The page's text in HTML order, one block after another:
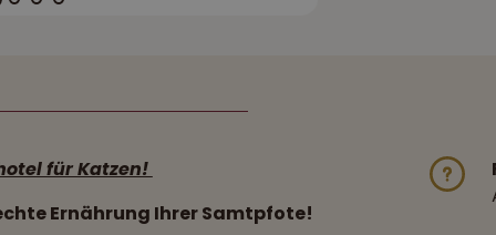
für Katzen!
Ernährung Ihrer Samtpfote!